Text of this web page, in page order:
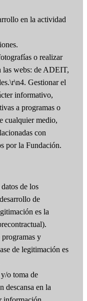
en la actividad
o realizar
las webs: de ADEIT,
Gestionar el
informativo,
a programas o
cualquier medio,
con
por la Fundación.
de los
de
es la
y
de legitimación es
o toma de
descansa en la